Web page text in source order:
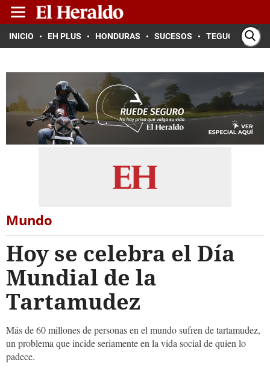
INICIO EH PLUS HONDURAS SUCESOS TEGUCIGALPA
Mundo
Hoy se celebra el Día
Mundial de la
Tartamudez
Más de 60 millones de personas en el mundo sufren de tartamudez,
un problema que incide seriamente en la vida social de quien lo
padece.